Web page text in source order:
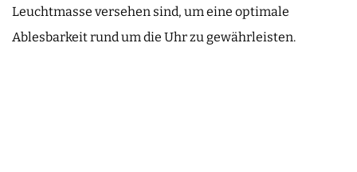
Leuchtmasse versehen sind, um eine optimale
Ablesbarkeit rund um die Uhr zu gewährleisten.